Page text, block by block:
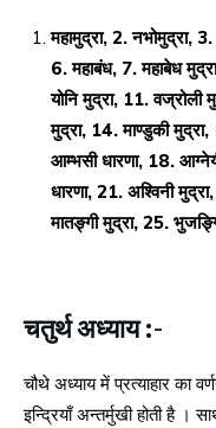
महामुद्रा, 2. नभोमुद्रा,
6. महाबंध, 7. महाबेध
योनि मुद्रा, 11. वज्रोली
मुद्रा, 14. माण्डुकी मुद्रा,
आम्भसी धारणा, 18.
धारणा, 21. अश्विनी
मातङ्गी मुद्रा, 25.
चतुर्थ अध्याय :-
चौथे अध्याय में प्रत्याहार का
इन्द्रियाँ अन्तर्मुखी होती है ।